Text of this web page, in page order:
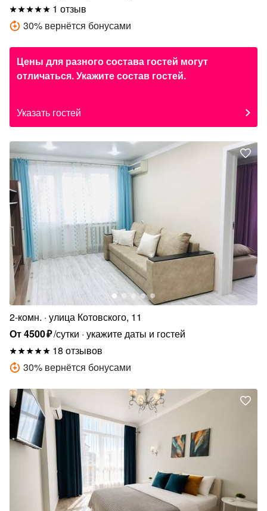
1 отзыв
30% вернётся бонусами
Цены для разного состава гостей могут
отличаться. Укажите состав гостей.
Указать гостей
2-комн. улица Котовского, 11
От4500₽/сутки укажите даты и гостей
18 отзывов
30% вернётся бонусами